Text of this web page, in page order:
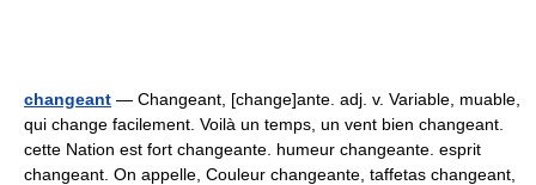
changeant — Changeant, [change]ante. adj. v. Variable, muable,
qui change facilement. Voilà un temps, un vent bien changeant.
cette Nation est fort changeante. humeur changeante. esprit
changeant. On appelle, Couleur changeante, taffetas changeant,